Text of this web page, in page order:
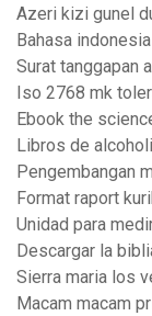
Azeri kizi gunel
Bahasa
Surat tanggapan
Iso 2768 mk
Ebook the
Libros de
Pengembangan
Format raport
Unidad para
Descargar la
Sierra maria los
Macam macam